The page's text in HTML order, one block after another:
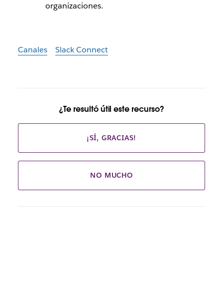
organizaciones.
Canales Slack Connect
¿Te resultó útil este recurso?
¡SÍ, GRACIAS!
NO MUCHO